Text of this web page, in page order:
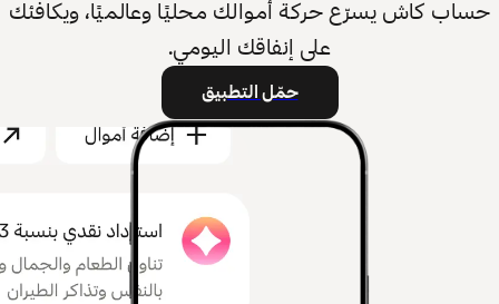
حساب كاش يسرّع حركة أموالك محليًا وعالميًا، ويكافئك
على إنفاقك اليومي.
حمّل التطبيق